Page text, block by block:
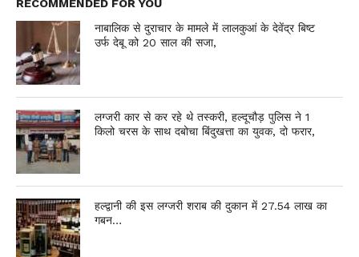
RECOMMENDED FOR YOU
नाबालिक से दुराचार के मामले में लालकुआं के देवेंद्र बिष्ट
उर्फ देबू को 20 साल की सजा,
लग्जरी कार से कर रहे थे तस्करी, हल्दूचौड़ पुलिस ने 1
किलो चरस के साथ दबोचा बिंदुखत्ता का युवक, दो फरार,
हल्द्वानी की इस लग्जरी शराब की दुकान में 27.54 लाख का
गबन…